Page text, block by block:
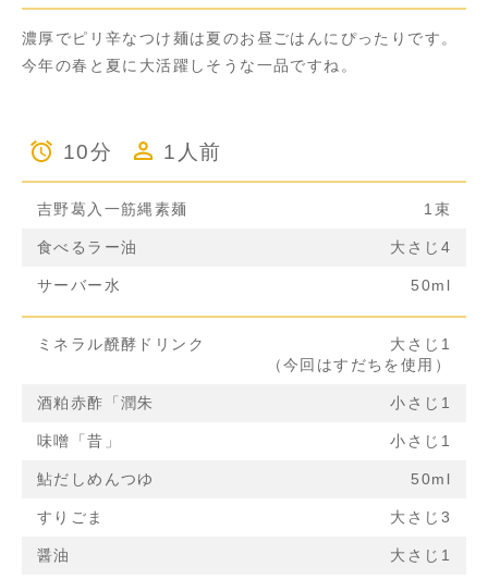
濃厚でピリ辛なつけ麺は夏のお昼ごはんにぴったりです。
今年の春と夏に大活躍しそうな一品ですね。
10分 1人前
吉野葛入一筋縄素麺 1束
食べるラー油 大さじ4
サーバー水 50ml
ミネラル醗酵ドリンク
大さじ1
（今回はすだちを使用）
酒粕赤酢「潤朱 小さじ1
味噌「昔」 小さじ1
鮎だしめんつゆ 50ml
すりごま 大さじ3
醤油 大さじ1